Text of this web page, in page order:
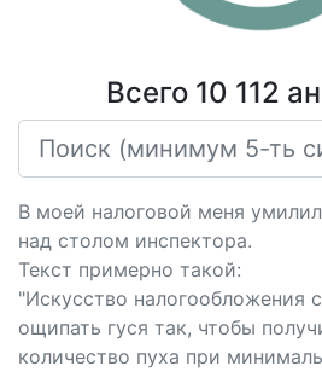
Всего 10 112
В моей налоговой меня
над столом инспектора.
Текст примерно такой:
"Искусство налогообложения
ощипать гуся так, чтобы
количество пуха при